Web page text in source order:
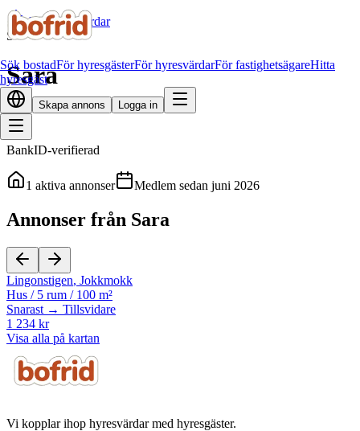
Sök bostadFör hyresgästerFör hyresvärdarFör fastighetsägareHitta
hyresgäst
Skapa annons Logga in
Alla hyresvärdar
S
Sara
BankID-verifierad
1 aktiva annonser Medlem sedan juni 2026
Annonser från Sara
Lingonstigen, Jokkmokk
Hus / 5 rum / 100 m²
Snarast → Tillsvidare
1 234 kr
Visa alla på kartan
Vi kopplar ihop hyresvärdar med hyresgäster.